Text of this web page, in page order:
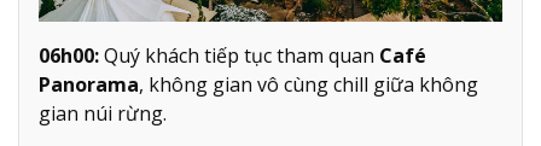
06h00:Quý khách tiếp tục tham quan Café
Panorama, không gian vô cùng chill giữa không
gian núi rừng.